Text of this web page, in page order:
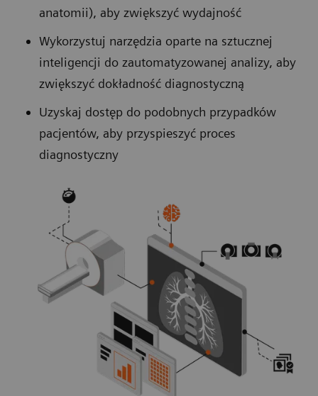
anatomii), aby zwiększyć wydajność
Wykorzystuj narzędzia oparte na sztucznej
inteligencji do zautomatyzowanej analizy, aby
zwiększyć dokładność diagnostyczną
Uzyskaj dostęp do podobnych przypadków
pacjentów, aby przyspieszyć proces
diagnostyczny